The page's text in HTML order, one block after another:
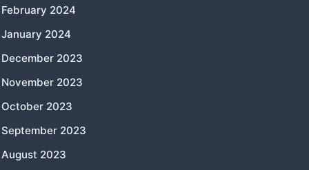
February 2024
January 2024
December 2023
November 2023
October 2023
September 2023
August 2023